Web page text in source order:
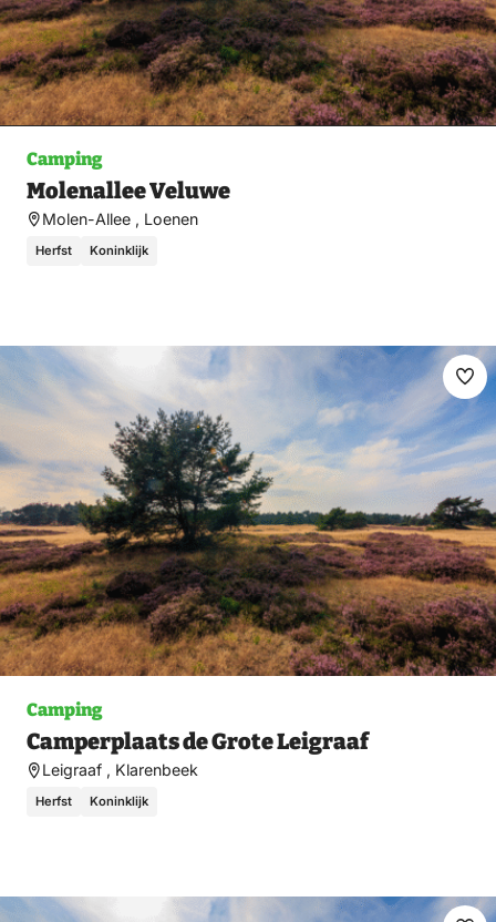
Camping
Molenallee Veluwe
Molen-Allee , Loenen
Herfst Koninklijk
Camping
Camperplaats de Grote Leigraaf
Leigraaf , Klarenbeek
Herfst Koninklijk